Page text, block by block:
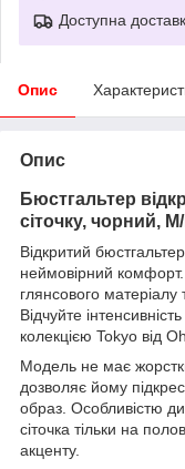
Доступна
Опис
Опис
Бюстгальтер
сіточку, чорний,
Відкритий
неймовірний
глянсового матеріалу
Відчуйте
колекцією Tokyo від
Модель не має
дозволяє йому
образ. Особливістю
сіточка тільки на
акценту.